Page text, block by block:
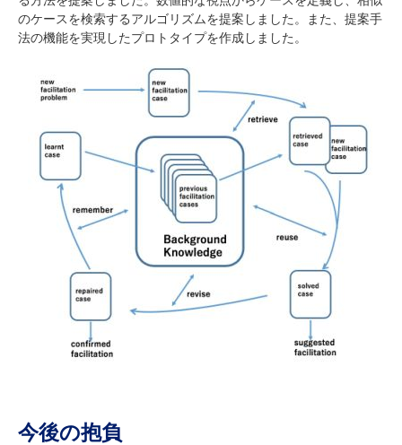
のケースを検索するアルゴリズムを提案しました。また、提案手
法の機能を実現したプロトタイプを作成しました。
今後の抱負